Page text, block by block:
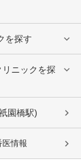
を探す
ニックを探
園橋駅)
情報